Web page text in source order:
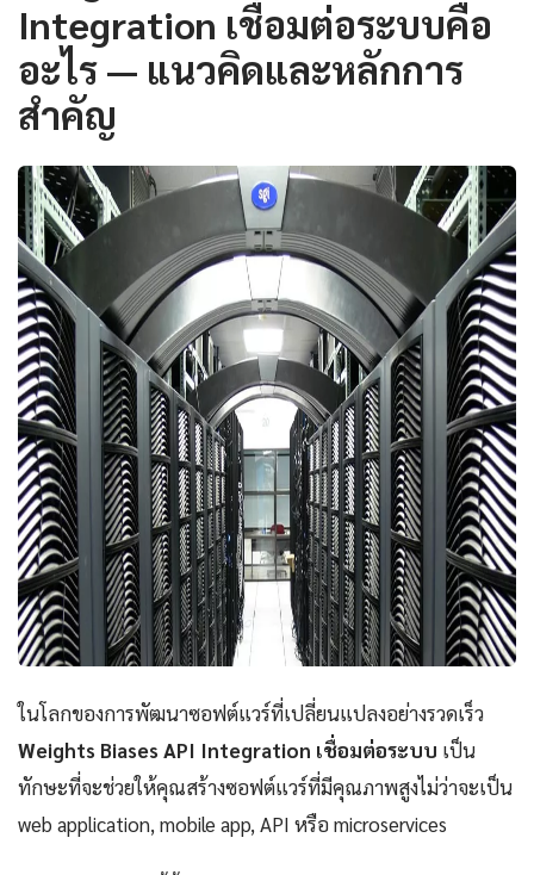
Integration เชื่อมต่อระบบคือ
อะไร — แนวคิดและหลักการ
สำคัญ
ในโลกของการพัฒนาซอฟต์แวร์ที่เปลี่ยนแปลงอย่างรวดเร็ว
Weights Biases API Integration เชื่อมต่อระบบ เป็น
ทักษะที่จะช่วยให้คุณสร้างซอฟต์แวร์ที่มีคุณภาพสูงไม่ว่าจะเป็น
web application, mobile app, API หรือ microservices